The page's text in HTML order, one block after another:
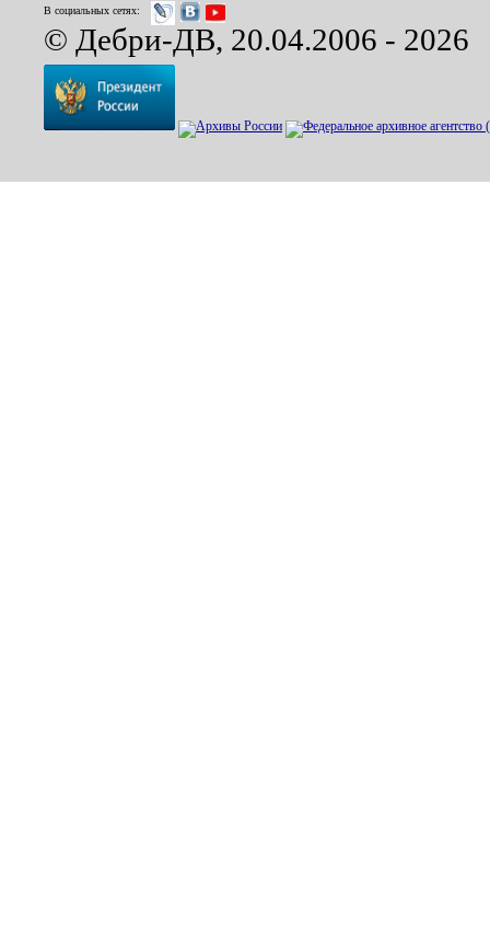
В социальных сетях:
© Дебри-ДВ, 20.04.2006 - 2026